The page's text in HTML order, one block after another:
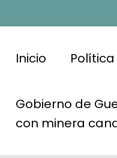
Inicio Política
Gobierno de
con minera